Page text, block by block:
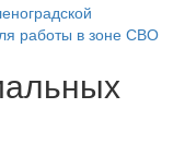
работы в зоне СВО